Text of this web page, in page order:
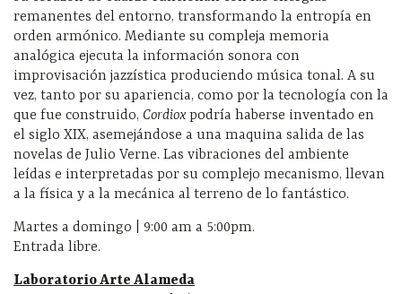
remanentes del entorno, transformando la entropía en
orden armónico. Mediante su compleja memoria
analógica ejecuta la información sonora con
improvisación jazzística produciendo música tonal. A su
vez, tanto por su apariencia, como por la tecnología con la
que fue construido, Cordiox podría haberse inventado en
el siglo XIX, asemejándose a una maquina salida de las
novelas de Julio Verne. Las vibraciones del ambiente
leídas e interpretadas por su complejo mecanismo, llevan
a la física y a la mecánica al terreno de lo fantástico.
Martes a domingo | 9:00 am a 5:00pm.
Entrada libre.
Laboratorio Arte Alameda